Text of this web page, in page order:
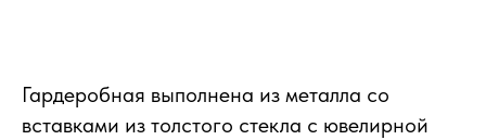
Гардеробная выполнена из металла со
вставками из толстого стекла с ювелирной